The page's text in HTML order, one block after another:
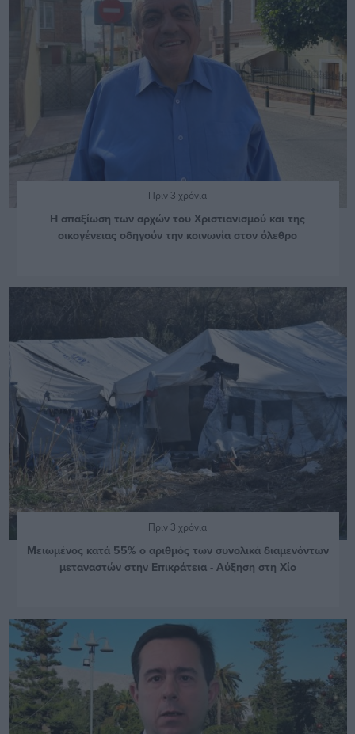
Πριν 3 χρόνια
Η απαξίωση των αρχών του Χριστιανισμού και της
οικογένειας οδηγούν την κοινωνία στον όλεθρo
Πριν 3 χρόνια
Μειωμένος κατά 55% ο αριθμός των συνολικά διαμενόντων
μεταναστών στην Επικράτεια - Αύξηση στη Χίο